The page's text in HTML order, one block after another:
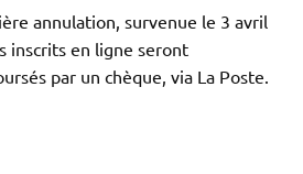
annulation, survenue le 3 avril
inscrits en ligne seront
par un chèque, via La Poste.